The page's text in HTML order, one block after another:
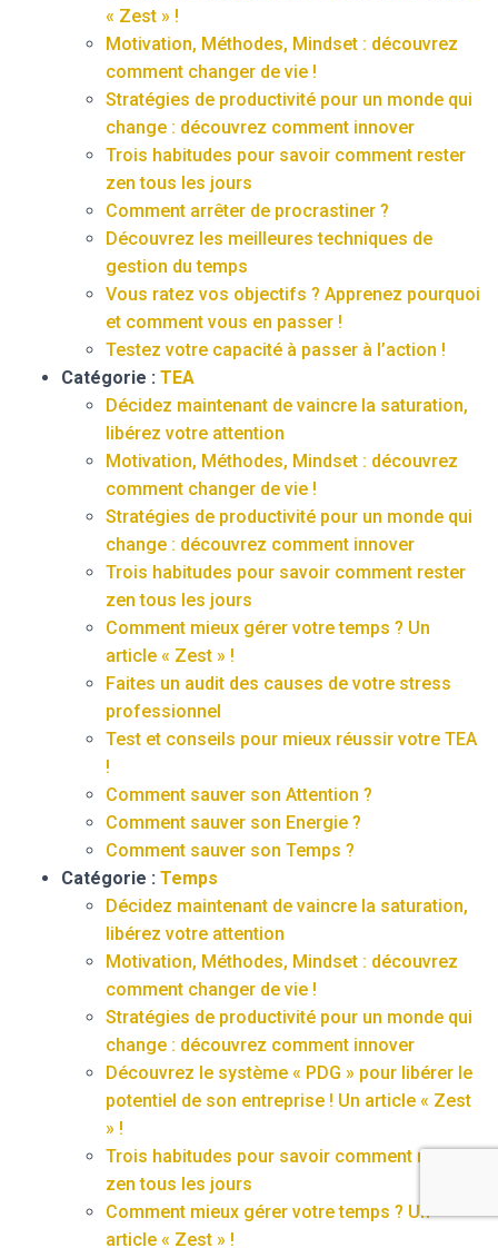
« Zest » !
Motivation, Méthodes, Mindset : découvrez
comment changer de vie !
Stratégies de productivité pour un monde qui
change : découvrez comment innover
Trois habitudes pour savoir comment rester
zen tous les jours
Comment arrêter de procrastiner ?
Découvrez les meilleures techniques de
gestion du temps
Vous ratez vos objectifs ? Apprenez pourquoi
et comment vous en passer !
Testez votre capacité à passer à l’action !
Catégorie : TEA
Décidez maintenant de vaincre la saturation,
libérez votre attention
Motivation, Méthodes, Mindset : découvrez
comment changer de vie !
Stratégies de productivité pour un monde qui
change : découvrez comment innover
Trois habitudes pour savoir comment rester
zen tous les jours
Comment mieux gérer votre temps ? Un
article « Zest » !
Faites un audit des causes de votre stress
professionnel
Test et conseils pour mieux réussir votre TEA
!
Comment sauver son Attention ?
Comment sauver son Energie ?
Comment sauver son Temps ?
Catégorie : Temps
Décidez maintenant de vaincre la saturation,
libérez votre attention
Motivation, Méthodes, Mindset : découvrez
comment changer de vie !
Stratégies de productivité pour un monde qui
change : découvrez comment innover
Découvrez le système « PDG » pour libérer le
potentiel de son entreprise ! Un article « Zest
» !
Trois habitudes pour savoir comment rester
zen tous les jours
Comment mieux gérer votre temps ? Un
article « Zest » !